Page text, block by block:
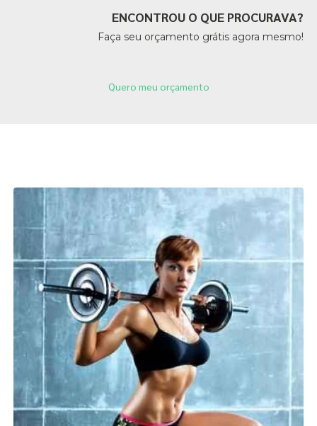
ENCONTROU O QUE PROCURAVA?
Faça seu orçamento grátis agora mesmo!
Quero meu orçamento